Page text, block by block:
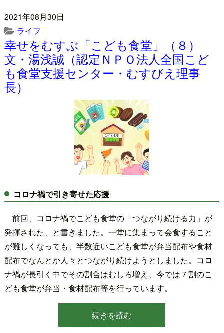
2021年08月30日
ライフ
幸せをむすぶ「こども食堂」（８）
文・湯浅誠（認定ＮＰＯ法人全国こど
も食堂支援センター・むすびえ理事
長）
コロナ禍で引き寄せた応援
前回、コロナ禍でこども食堂の「つながり続ける力」が
発揮された、と書きました。一堂に集まって会食すること
が難しくなっても、半数近いこども食堂が弁当配布や食材
配布でなんとか人々とつながり続けようとしました。コロ
ナ禍が長引く中でその割合はむしろ増え、今では７割のこ
ども食堂が弁当・食材配布等を行っています。
続きを読む